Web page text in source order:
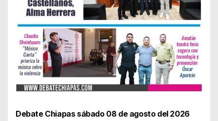
Debate Chiapas sábado 08 de agosto del 2026